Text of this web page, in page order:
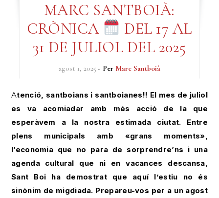
MARC SANTBOIÀ:
CRÒNICA
DEL 17 AL
31 DE JULIOL DEL 2025
agost 1, 2025 - Per Marc Santboià
Atenció, santboians i santboianes!! El mes de juliol
es va acomiadar amb més acció de la que
esperàvem a la nostra estimada ciutat. Entre
plens municipals amb «grans moments»,
l’economia que no para de sorprendre’ns i una
agenda cultural que ni en vacances descansa,
Sant Boi ha demostrat que aquí l’estiu no és
sinònim de migdiada. Prepareu-vos per a un agost